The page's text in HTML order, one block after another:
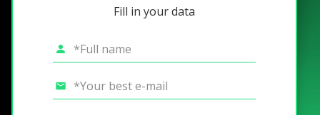
Fill in your data